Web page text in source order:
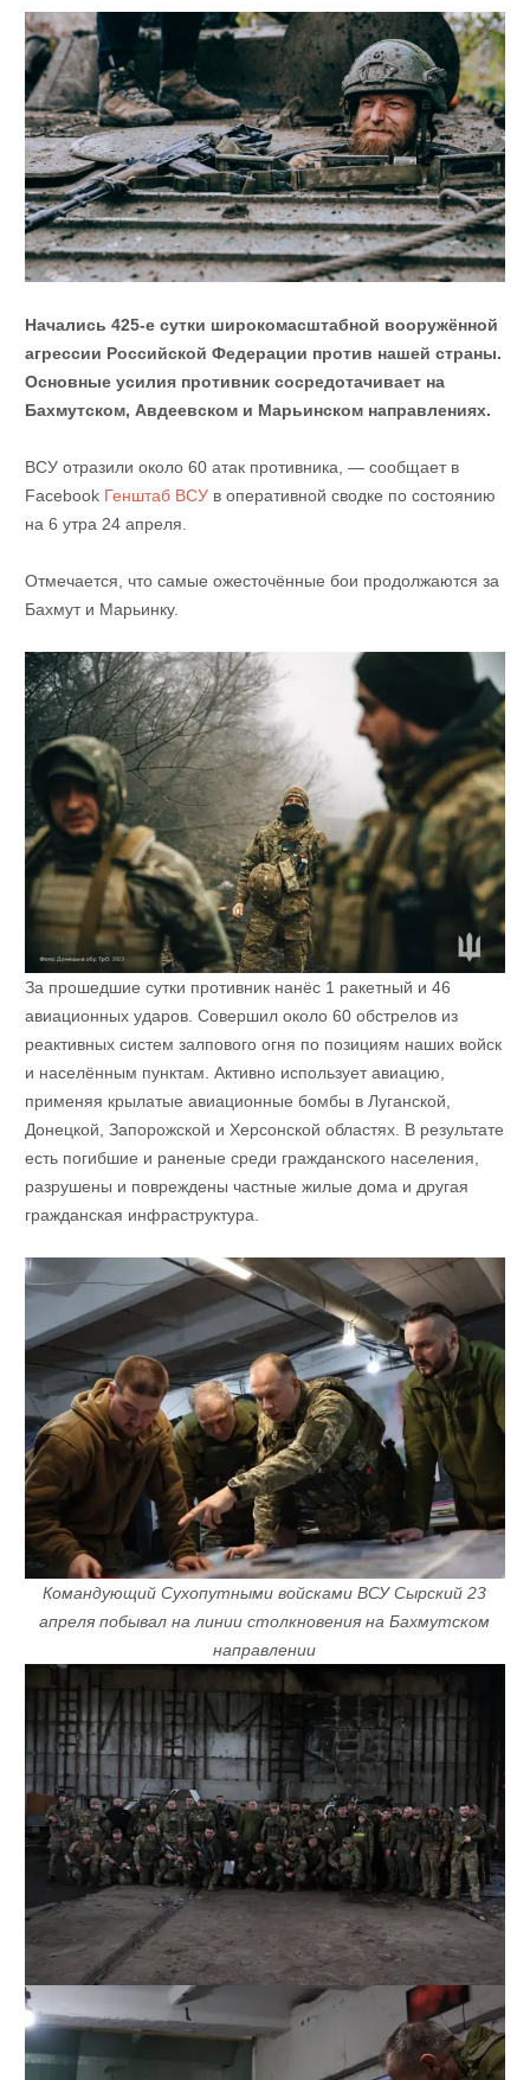
Начались 425-е сутки широкомасштабной вооружённой
агрессии Российской Федерации против нашей страны.
Основные усилия противник сосредотачивает на
Бахмутском, Авдеевском и Марьинском направлениях.
ВСУ отразили около 60 атак противника, — сообщает в
Facebook Генштаб ВСУ в оперативной сводке по состоянию
на 6 утра 24 апреля.
Отмечается, что самые ожесточённые бои продолжаются за
Бахмут и Марьинку.
За прошедшие сутки противник нанёс 1 ракетный и 46
авиационных ударов. Совершил около 60 обстрелов из
реактивных систем залпового огня по позициям наших войск
и населённым пунктам. Активно использует авиацию,
применяя крылатые авиационные бомбы в Луганской,
Донецкой, Запорожской и Херсонской областях. В результате
есть погибшие и раненые среди гражданского населения,
разрушены и повреждены частные жилые дома и другая
гражданская инфраструктура.
Командующий Сухопутными войсками ВСУ Сырский 23
апреля побывал на линии столкновения на Бахмутском
направлении